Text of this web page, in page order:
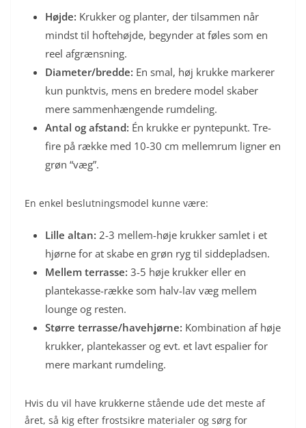
Højde: Krukker og planter, der tilsammen når
mindst til hoftehøjde, begynder at føles som en
reel afgrænsning.
Diameter/bredde: En smal, høj krukke markerer
kun punktvis, mens en bredere model skaber
mere sammenhængende rumdeling.
Antal og afstand: Én krukke er pyntepunkt. Tre-
fire på række med 10-30 cm mellemrum ligner en
grøn “væg”.
En enkel beslutningsmodel kunne være:
Lille altan: 2-3 mellem-høje krukker samlet i et
hjørne for at skabe en grøn ryg til siddepladsen.
Mellem terrasse: 3-5 høje krukker eller en
plantekasse-række som halv-lav væg mellem
lounge og resten.
Større terrasse/havehjørne: Kombination af høje
krukker, plantekasser og evt. et lavt espalier for
mere markant rumdeling.
Hvis du vil have krukkerne stående ude det meste af
året, så kig efter frostsikre materialer og sørg for